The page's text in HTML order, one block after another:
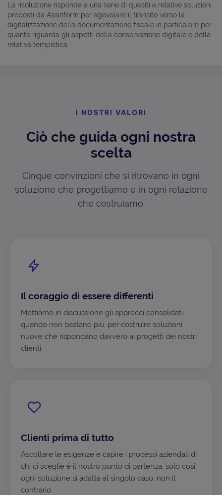
La risoluzione risponde a una serie di quesiti e relative soluzioni
proposti da Assinform per agevolare il transito verso la
digitalizzazione della documentazione fiscale in particolare per
quanto riguarda gli aspetti della conservazione digitale e della
relativa tempistica.
I NOSTRI VALORI
Ciò che guida ogni nostra
scelta
Cinque convinzioni che si ritrovano in ogni
soluzione che progettiamo e in ogni relazione
che costruiamo.
Il coraggio di essere differenti
Mettiamo in discussione gli approcci consolidati
quando non bastano più, per costruire soluzioni
nuove che rispondano davvero ai progetti dei nostri
clienti.
Clienti prima di tutto
Ascoltare le esigenze e capire i processi aziendali di
chi ci sceglie è il nostro punto di partenza: solo così
ogni soluzione si adatta al singolo caso, non il
contrario.